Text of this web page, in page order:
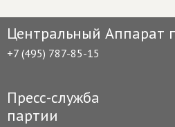
Центральный Аппарат
+7 (495) 787-85-15
Пресс-служба
партии